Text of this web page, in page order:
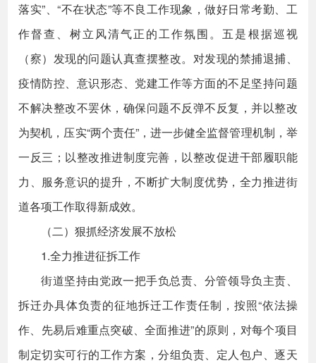
落实”、“不在状态”等不良工作现象，做好日常考勤、工
作督查、树立风清气正的工作氛围。五是根据巡视
（察）发现的问题认真查摆整改。对发现的禁捕退捕、
疫情防控、意识形态、党建工作等方面的不足坚持问题
不解决整改不罢休，确保问题不反弹不反复，并以整改
为契机，压实“两个责任”，进一步健全监督管理机制，举
一反三；以整改推进制度完善，以整改促进干部履职能
力、服务意识的提升，不断扩大制度优势，全力推进街
道各项工作取得新成效。
（二）狠抓经济发展不放松
1.全力推进征拆工作
街道坚持由党政一把手负总责、分管领导负主责、
拆迁办具体负责的征地拆迁工作责任制，按照“依法操
作、先易后难重点突破、全面推进”的原则，对每个项目
制定切实可行的工作方案，分组负责、定人包户、逐天